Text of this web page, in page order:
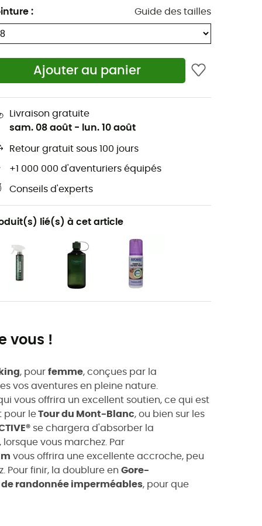
: Guide des tailles
Ajouter au panier
Livraison gratuite
sam. 08 août - lun. 10 août
Retour gratuit sous 100 jours
+1 000 000 d'aventuriers équipés
Conseils d'experts
lié(s) à cet article
vous !
, pour femme, conçues par la
vos aventures en pleine nature
vous offrira un excellent soutien, ce qui est
pour leTour du Mont-Blanc, ou bien sur les
se chargera d'absorber la
vous marchez. Par
vous offrira une excellente accroche, peu
Pour finir, la doublure en Gore-
randonnée imperméables, pour que